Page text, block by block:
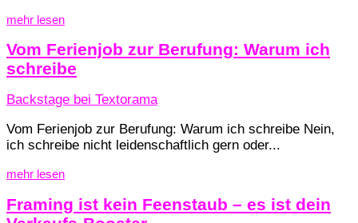
mehr lesen
Vom Ferienjob zur Berufung: Warum ich
schreibe
Backstage bei Textorama
Vom Ferienjob zur Berufung: Warum ich schreibe Nein,
ich schreibe nicht leidenschaftlich gern oder...
mehr lesen
Framing ist kein Feenstaub – es ist dein